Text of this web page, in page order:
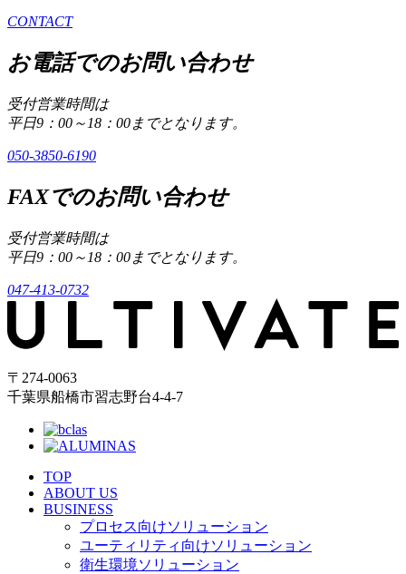
CONTACT
お電話でのお問い合わせ
受付営業時間は
平日9：00～18：00までとなります。
050-3850-6190
FAXでのお問い合わせ
受付営業時間は
平日9：00～18：00までとなります。
047-413-0732
〒274-0063
千葉県船橋市習志野台4-4-7
TOP
ABOUT US
BUSINESS
プロセス向けソリューション
ユーティリティ向けソリューション
衛生環境ソリューション